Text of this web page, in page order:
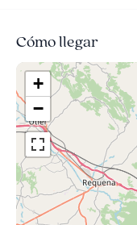
Cómo llegar
+
−